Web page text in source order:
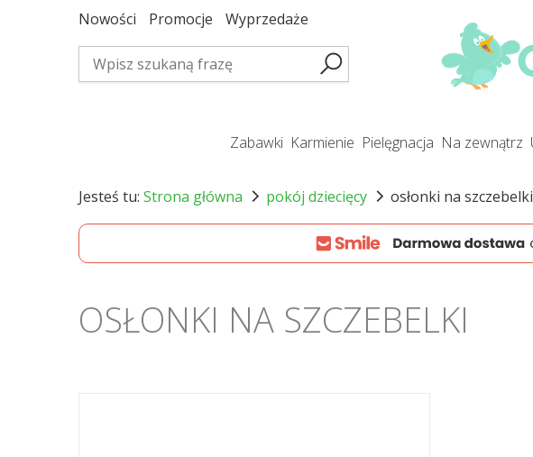
Nowości Promocje Wyprzedaże
zabawki karmienie pielęgnacja na zewnątrz
Jesteś tu: Strona główna pokój dziecięcy osłonki na szczebelki
OSŁONKI NA SZCZEBELKI